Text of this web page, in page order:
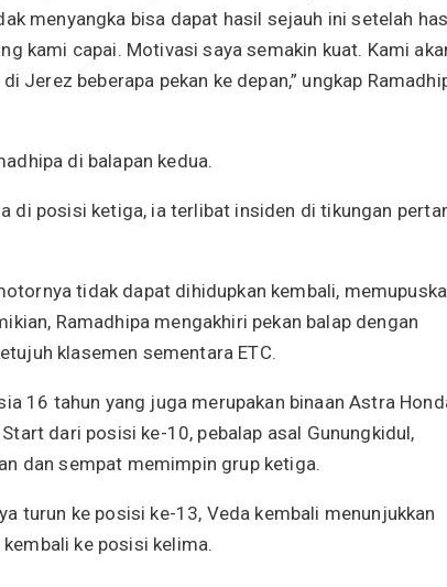
menyangka bisa dapat hasil sejauh ini setelah
kami capai. Motivasi saya semakin kuat. Kami
Jerez beberapa pekan ke depan,” ungkap
di balapan kedua.
di posisi ketiga, ia terlibat insiden di tikungan
tidak dapat dihidupkan kembali,
Ramadhipa mengakhiri pekan balap dengan
klasemen sementara ETC.
16 tahun yang juga merupakan binaan Astra
dari posisi ke-10, pebalap asal Gunungkidul,
dan sempat memimpin grup ketiga.
turun ke posisi ke-13, Veda kembali menunjukkan
ke posisi kelima.